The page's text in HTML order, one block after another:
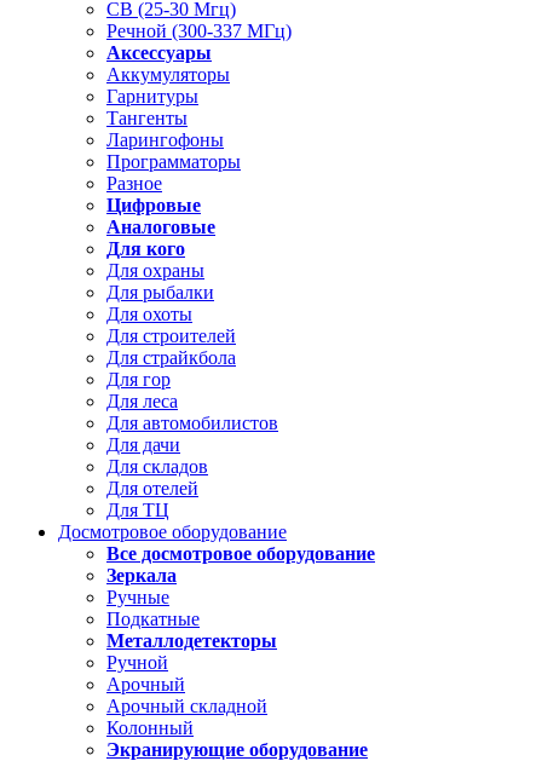
CB (25-30 Мгц)
Речной (300-337 МГц)
Аксессуары
Аккумуляторы
Гарнитуры
Тангенты
Ларингофоны
Программаторы
Разное
Цифровые
Аналоговые
Для кого
Для охраны
Для рыбалки
Для охоты
Для строителей
Для страйкбола
Для гор
Для леса
Для автомобилистов
Для дачи
Для складов
Для отелей
Для ТЦ
Досмотровое оборудование
Все досмотровое оборудование
Зеркала
Ручные
Подкатные
Металлодетекторы
Ручной
Арочный
Арочный складной
Колонный
Экранирующие оборудование